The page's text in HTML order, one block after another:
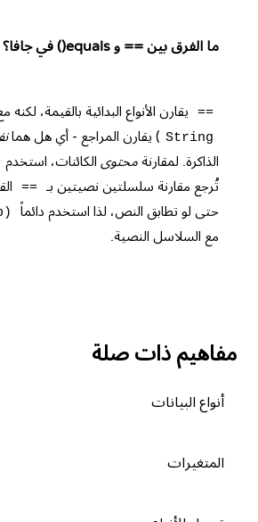
ما الفرق بين == و equals() في جافا؟
== يقارن الأنواع البدائية بالقيمة، لكنه
String ) يقارن المراجع - أي هل هما
الذاكرة. لمقارنة محتوى الكائنات، استخدم
تُرجع مقارنة سلسلتين نصيتين بـ ==
حتى لو تطابق النص، لذا استخدم دائماً
مع السلاسل النصية.
مفاهيم ذات صلة
أنواع البيانات
المتغيرات